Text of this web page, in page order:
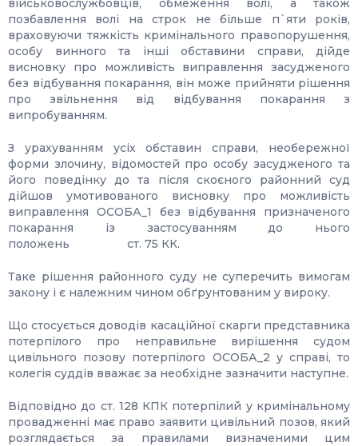
військовослужбовців, обмеження волі, а також
позбавлення волі на строк не більше п`яти років,
враховуючи тяжкість кримінального правопорушення,
особу винного та інші обставини справи, дійде
висновку про можливість виправлення засудженого
без відбування покарання, він може прийняти рішення
про звільнення від відбування покарання з
випробуванням.
З урахуванням усіх обставин справи, необережної
форми злочину, відомостей про особу засудженого та
його поведінку до та після скоєного районний суд
дійшов умотивованого висновку про можливість
виправлення ОСОБА_1 без відбування призначеного
покарання із застосуванням до нього
положень ст. 75 КК.
Таке рішення районного суду не суперечить вимогам
закону і є належним чином обґрунтованим у вироку.
Що стосується доводів касаційної скарги представника
потерпілого про неправильне вирішення судом
цивільного позову потерпілого ОСОБА_2 у справі, то
колегія суддів вважає за необхідне зазначити наступне.
Відповідно до ст. 128 КПК потерпілий у кримінальному
провадженні має право заявити цивільний позов, який
розглядається за правилами визначеними цим